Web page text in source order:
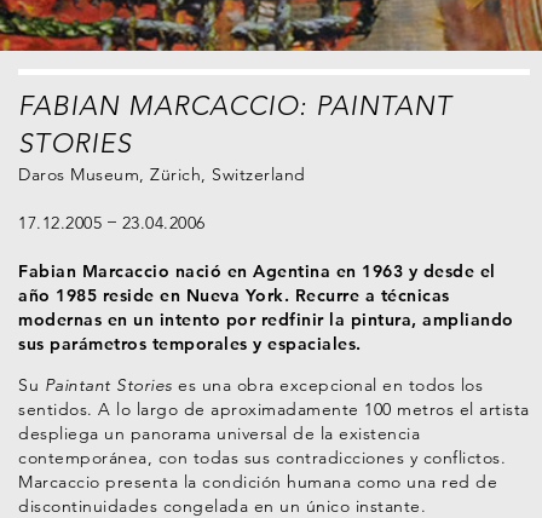
FABIAN MARCACCIO: PAINTANT
STORIES
Daros Museum, Zürich, Switzerland
17.12.2005 23.04.2006
Fabian Marcaccio nació en Agentina en 1963 y desde el
año 1985 reside en Nueva York. Recurre a técnicas
modernas en un intento por redfinir la pintura, ampliando
sus parámetros temporales y espaciales.
Su Paintant Stories es una obra excepcional en todos los
sentidos. A lo largo de aproximadamente 100 metros el artista
despliega un panorama universal de la existencia
contemporánea, con todas sus contradicciones y conflictos.
Marcaccio presenta la condición humana como una red de
discontinuidades congelada en un único instante.